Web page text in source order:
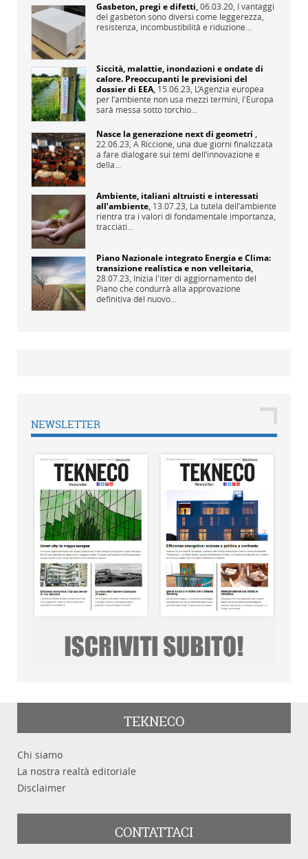
Gasbeton, pregi e difetti,06.03.20, I vantaggi
del gasbeton sono diversi come leggerezza,
resistenza, incombustibilità e riduzione...
Siccità, malattie, inondazioni e ondate di
calore. Preoccupanti le previsioni del
dossier di EEA, 15.06.23, L’Agenzia europea
per l’ambiente non usa mezzi termini, l'Europa
sarà messa sotto torchio...
Nasce la generazione next di geometri ,
22.06.23, A Riccione, una due giorni finalizzata
a fare dialogare sui temi dell’innovazione e
della...
Ambiente, italiani altruisti e interessati
all’ambiente, 13.07.23, La tutela dell’ambiente
rientra tra i valori di fondamentale importanza,
tracciati...
Piano Nazionale integrato Energia e Clima:
transizione realistica e non velleitaria,
28.07.23, Inizia l'iter di aggiornamento del
Piano che condurrà alla approvazione
definitiva del nuovo...
NEWSLETTER
TEKNECO
Chi siamo
La nostra realtà editoriale
Disclaimer
CONTATTACI